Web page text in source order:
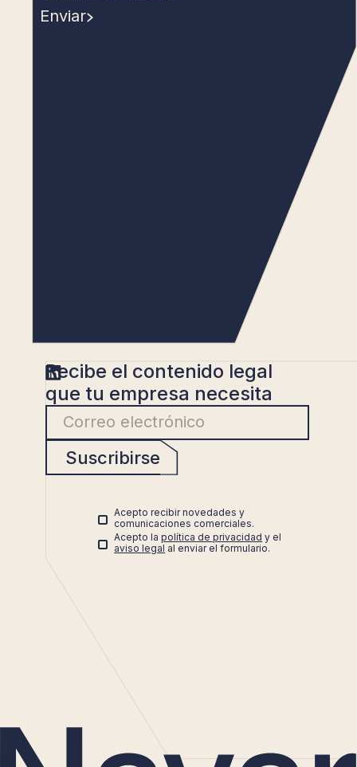
Enviar
Recibe el contenido legal
que tu empresa necesita
Suscribirse
Acepto recibir novedades y
comunicaciones comerciales.
Acepto lapolítica de privacidad y el
aviso legal al enviar el formulario.